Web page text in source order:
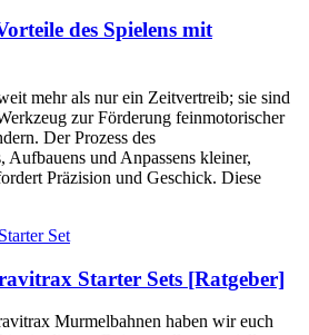
des Spielens mit
mehr als nur ein Zeitvertreib; sie sind
zur Förderung feinmotorischer
Der Prozess des
Aufbauens und Anpassens kleiner,
Präzision und Geschick. Diese
Starter Sets [Ratgeber]
Murmelbahnen haben wir euch